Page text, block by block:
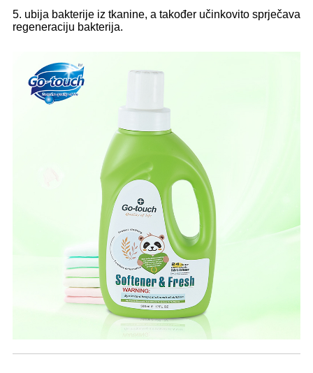
5. ubija bakterije iz tkanine, a također učinkovito sprječava
regeneraciju bakterija.